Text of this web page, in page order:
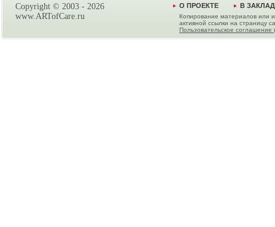
Copyright © 2003 - 2026
www.ARTofCare.ru
О ПРОЕКТЕ В
Копирование материалов или
активной ссылки на страницу
Пользовательское